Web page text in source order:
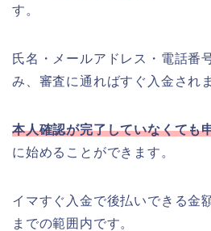
す。
氏名・メールアドレス・電話番
み、審査に通ればすぐ入金され
本人確認が完了していなくても
に始めることができます。
イマすぐ入金で後払いできる金
までの範囲内です。